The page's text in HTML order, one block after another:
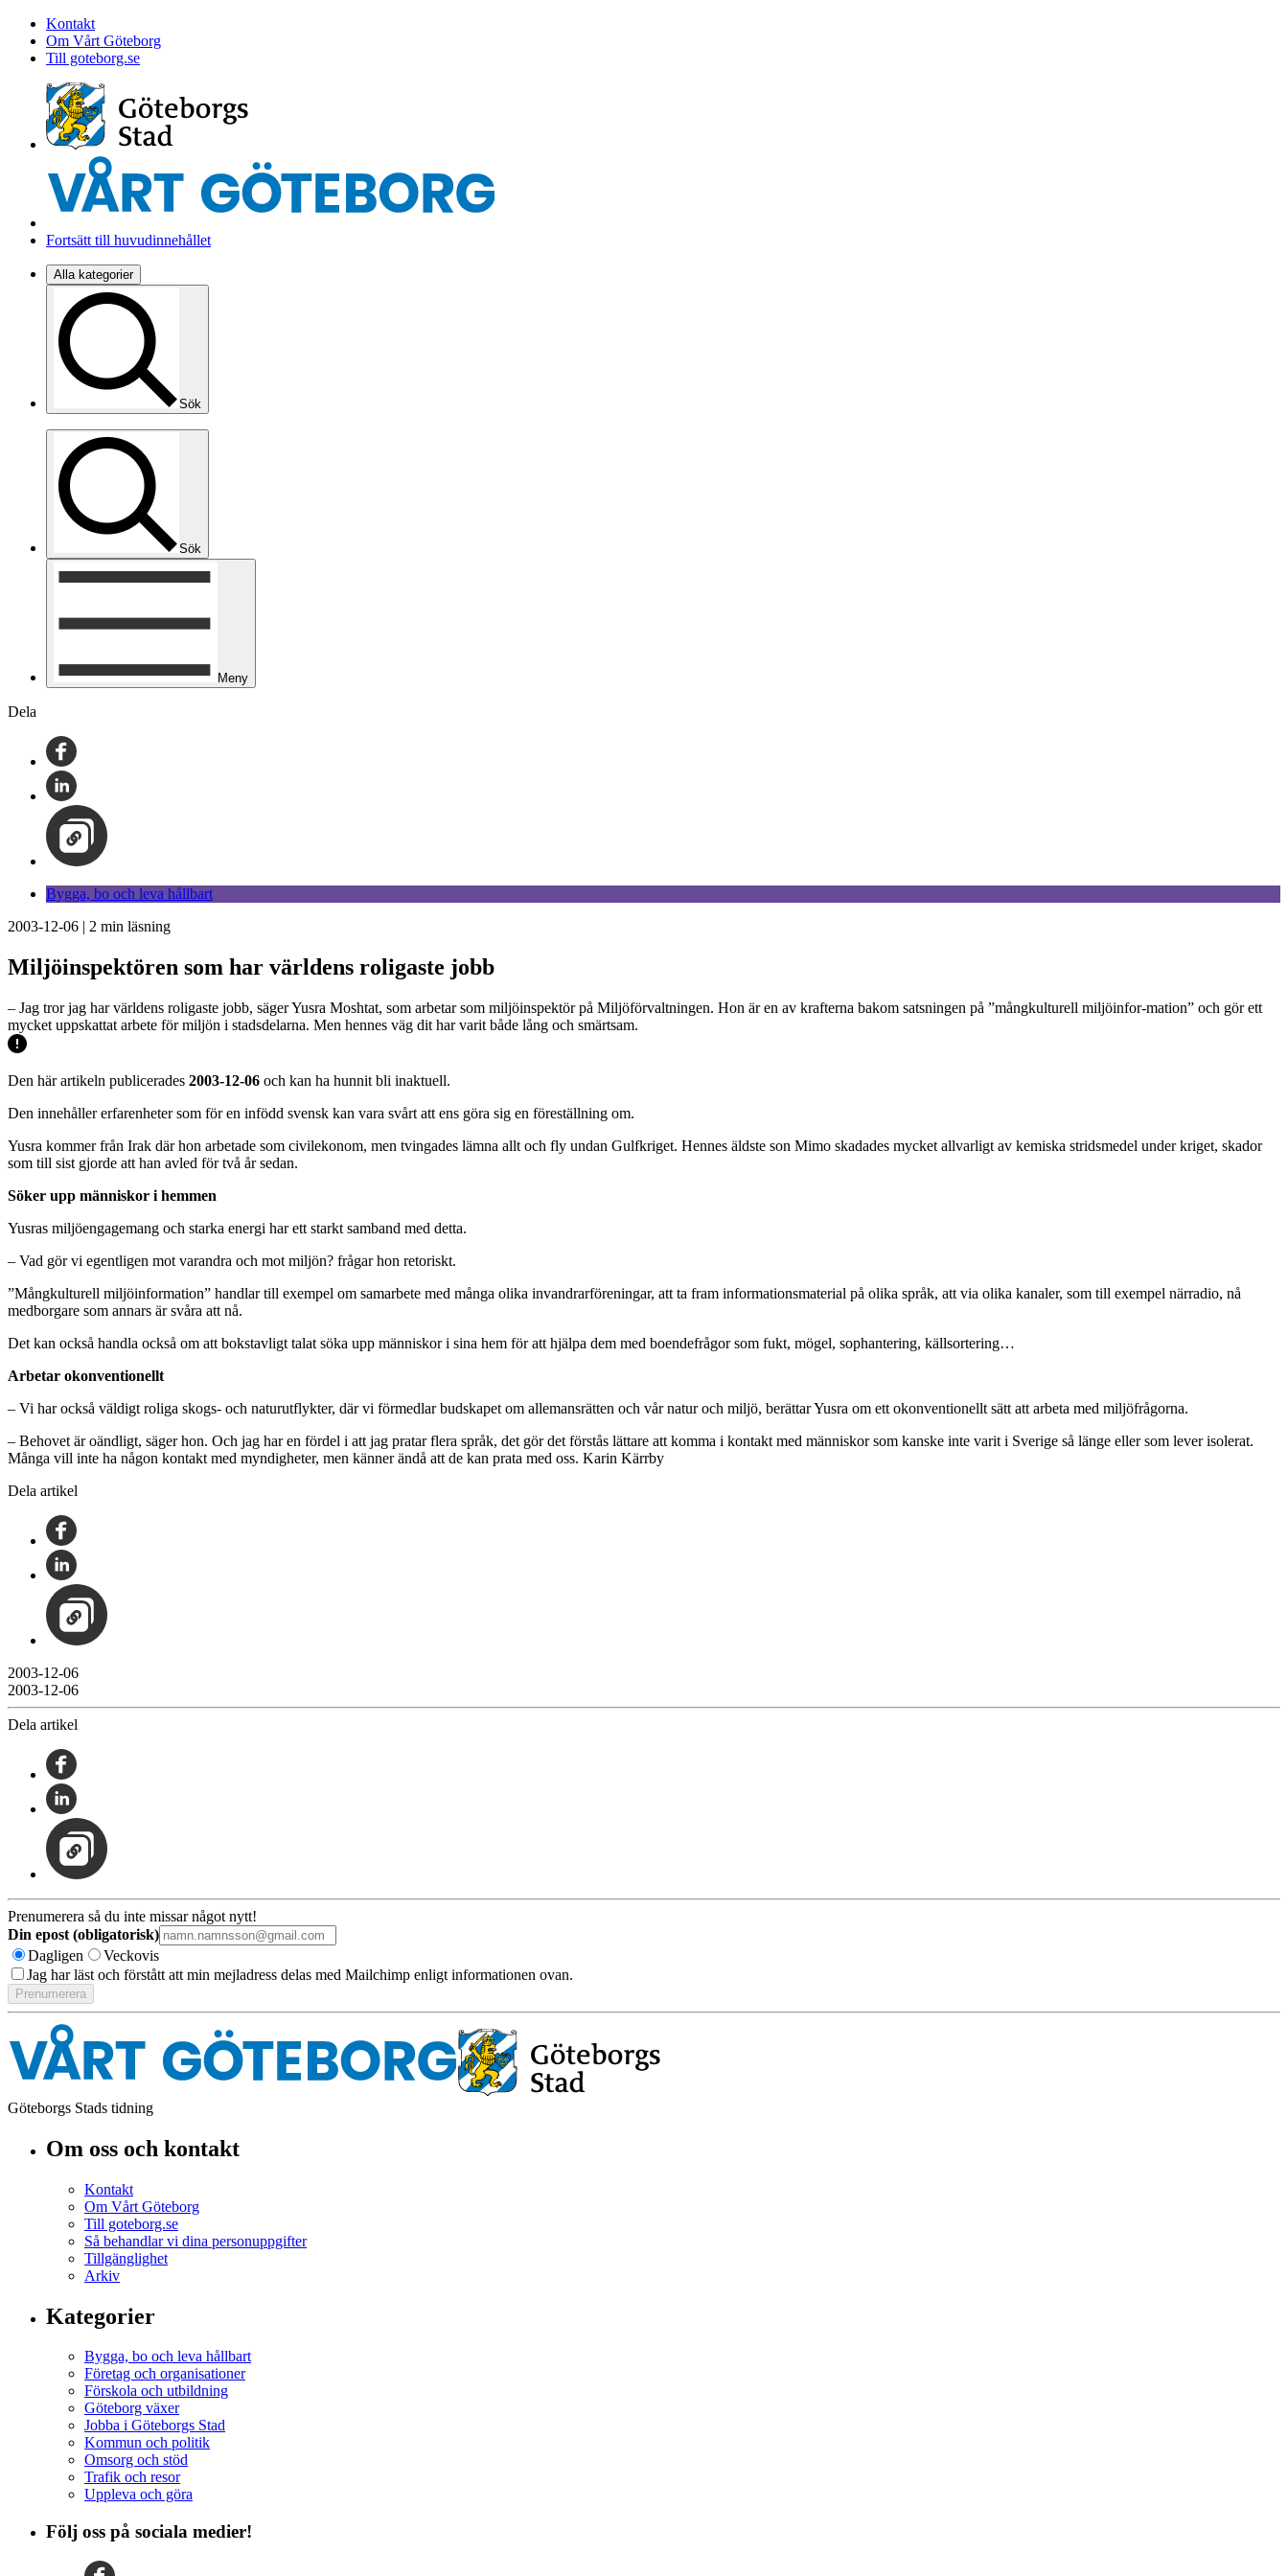
Kontakt
Om Vårt Göteborg
Till goteborg.se
Fortsätt till huvudinnehållet
Alla kategorier
Sök
Sök
Meny
Dela
Bygga, bo och leva hållbart
2003-12-06 | 2 min läsning
Miljöinspektören som har världens roligaste jobb
– Jag tror jag har världens roligaste jobb, säger Yusra Moshtat, som arbetar som miljöinspektör på Miljöförvaltningen. Hon är en av krafterna bakom satsningen på ”mångkulturell miljöinfor-mation” och gör ett
mycket uppskattat arbete för miljön i stadsdelarna. Men hennes väg dit har varit både lång och smärtsam.
Den här artikeln publicerades 2003-12-06 och kan ha hunnit bli inaktuell.
Den innehåller erfarenheter som för en infödd svensk kan vara svårt att ens göra sig en föreställning om.
Yusra kommer från Irak där hon arbetade som civilekonom, men tvingades lämna allt och fly undan Gulfkriget. Hennes äldste son Mimo skadades mycket allvarligt av kemiska stridsmedel under kriget, skador
som till sist gjorde att han avled för två år sedan.
Söker upp människor i hemmen
Yusras miljöengagemang och starka energi har ett starkt samband med detta.
– Vad gör vi egentligen mot varandra och mot miljön? frågar hon retoriskt.
”Mångkulturell miljöinformation” handlar till exempel om samarbete med många olika invandrarföreningar, att ta fram informationsmaterial på olika språk, att via olika kanaler, som till exempel närradio, nå
medborgare som annars är svåra att nå.
Det kan också handla också om att bokstavligt talat söka upp människor i sina hem för att hjälpa dem med boendefrågor som fukt, mögel, sophantering, källsortering…
Arbetar okonventionellt
– Vi har också väldigt roliga skogs- och naturutflykter, där vi förmedlar budskapet om allemansrätten och vår natur och miljö, berättar Yusra om ett okonventionellt sätt att arbeta med miljöfrågorna.
– Behovet är oändligt, säger hon. Och jag har en fördel i att jag pratar flera språk, det gör det förstås lättare att komma i kontakt med människor som kanske inte varit i Sverige så länge eller som lever isolerat.
Många vill inte ha någon kontakt med myndigheter, men känner ändå att de kan prata med oss. Karin Kärrby
Dela artikel
2003-12-06
2003-12-06
Dela artikel
Prenumerera så du inte missar något nytt!
Din epost (obligatorisk)
Dagligen
Veckovis
Jag har läst och förstått att min mejladress delas med Mailchimp enligt informationen ovan.
Göteborgs Stads tidning
Om oss och kontakt
Kontakt
Om Vårt Göteborg
Till goteborg.se
Så behandlar vi dina personuppgifter
Tillgänglighet
Arkiv
Kategorier
Bygga, bo och leva hållbart
Företag och organisationer
Förskola och utbildning
Göteborg växer
Jobba i Göteborgs Stad
Kommun och politik
Omsorg och stöd
Trafik och resor
Uppleva och göra
Följ oss på sociala medier!